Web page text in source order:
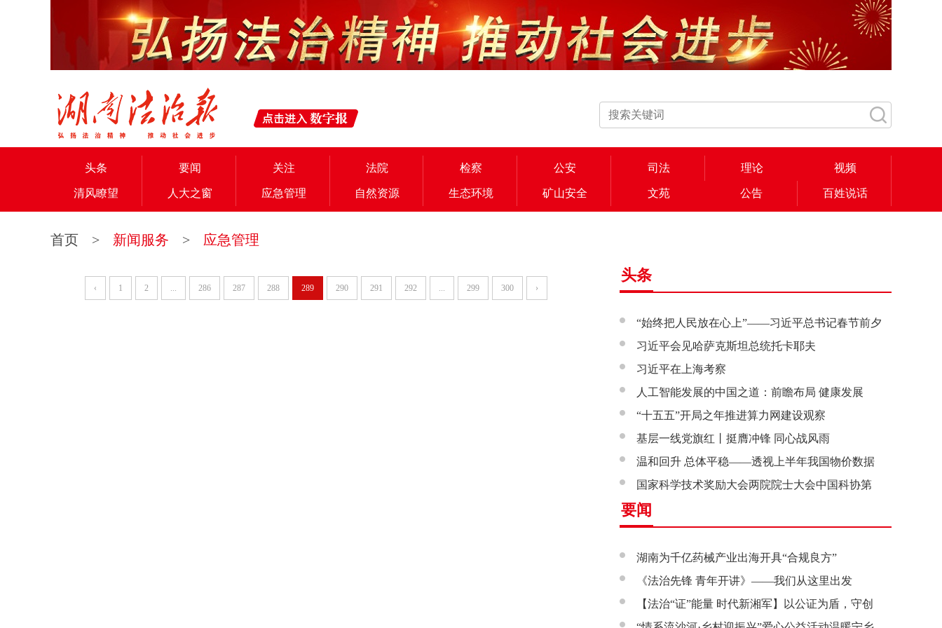
头条 要闻 关注 法院 检察 公安 司法 理论 视频
清风瞭望 人大之窗 应急管理 自然资源 生态环境 矿山安全 文苑 公告 百姓说话
首页 > 新闻服务 > 应急管理
‹ 1 2 ... 286 287 288 289 290 291 292 ... 299 300 ›
头条
“始终把人民放在心上”——习近平总书记春节前夕
赴辽宁看望慰问基层干部群众纪实
习近平会见哈萨克斯坦总统托卡耶夫
习近平在上海考察
人工智能发展的中国之道：前瞻布局 健康发展
“十五五”开局之年推进算力网建设观察
基层一线党旗红丨挺膺冲锋 同心战风雨
温和回升 总体平稳——透视上半年我国物价数据
国家科学技术奖励大会两院院士大会中国科协第
十一次全国代表大会在京召开
要闻
湖南为千亿药械产业出海开具“合规良方”
《法治先锋 青年开讲》——我们从这里出发
【法治“证”能量 时代新湘军】以公证为盾，守创